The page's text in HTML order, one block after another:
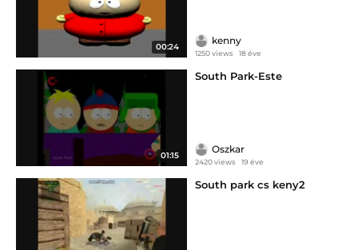
00:24
kenny
1250 views 18 éve
01:15
South Park-Este
Oszkar
2420 views 19 éve
South park cs keny2